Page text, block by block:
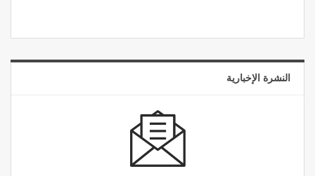
النشرة الإخبارية